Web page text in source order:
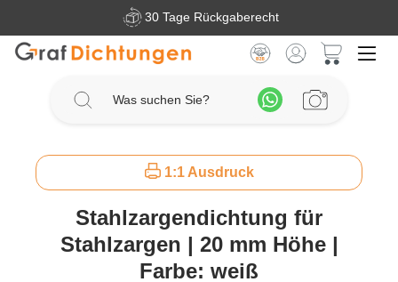
Zum Hauptinhalt springen30 Tage Rückgaberecht
1:1 Ausdruck
Stahlzargendichtung für
Stahlzargen | 20 mm Höhe |
Farbe: weiß